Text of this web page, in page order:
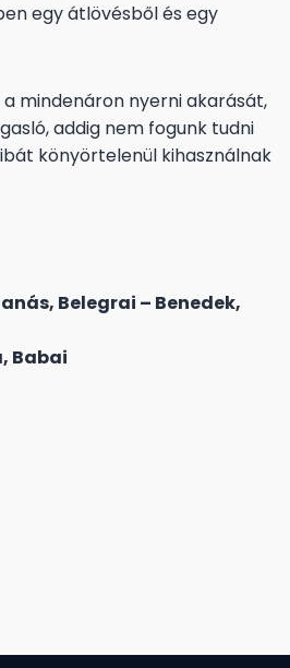
egy átlövésből és egy
mindenáron nyerni akarását,
addig nem fogunk tudni
könyörtelenül kihasználnak
Belegrai – Benedek,
Babai